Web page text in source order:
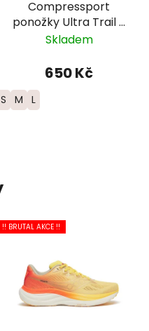
Compressport
ponožky Ultra Trail -
růžová/bílá/černá
Skladem
650 Kč
S M L
!! BRUTAL AKCE !!